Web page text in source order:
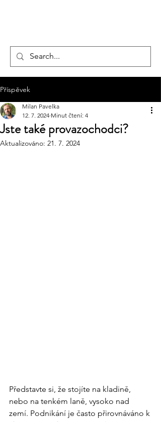
Příspěvek
Jste také provazochodci?
Milan Pavelka
12. 7. 2024 Minut čtení: 4
Aktualizováno: 21. 7. 2024
Představte si, že stojíte na kladině,
nebo na tenkém laně, vysoko nad
zemí. Podnikání je často přirovnáváno k